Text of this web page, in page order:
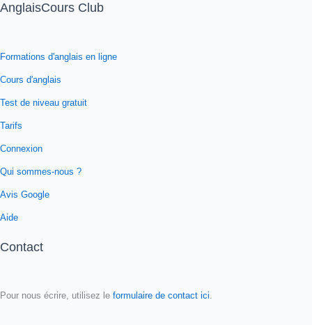
AnglaisCours Club
Formations d'anglais en ligne
Cours d'anglais
Test de niveau gratuit
Tarifs
Connexion
Qui sommes-nous ?
Avis Google
Aide
Contact
Pour nous écrire, utilisez le formulaire de contact ici.